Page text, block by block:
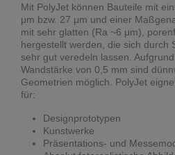
Mit PolyJet können Bauteile mit
μm bzw. 27 μm und einer
mit sehr glatten (Ra ~6 μm),
hergestellt werden, die sich durch
sehr gut veredeln lassen.
Wandstärke von 0,5 mm sind
Geometrien möglich. PolyJet
für:
Designprototypen
Kunstwerke
Präsentations- und